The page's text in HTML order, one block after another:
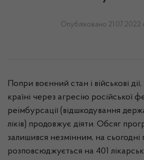
Опубліковано 21.07.2022
Попри воєнний стан і військові
країні через агресію російської
реімбурсації (відшкодування
ліків) продовжує діяти. Обсяг
залишився незмінним, на сьогодні
розповсюджується на 401